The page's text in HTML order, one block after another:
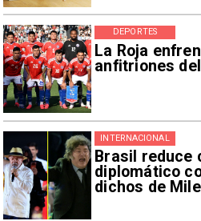
La Roja
anfitriones
DEPORTES
Brasil reduce
diplomático
dichos de
INTERNACIONAL